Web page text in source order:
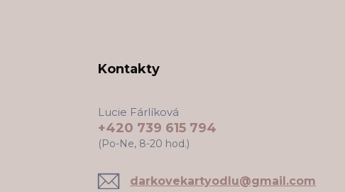
Kontakty
Lucie Fárlíková
+420 739 615 794
(Po-Ne, 8-20 hod.)
darkovekartyodlu@gmail.com